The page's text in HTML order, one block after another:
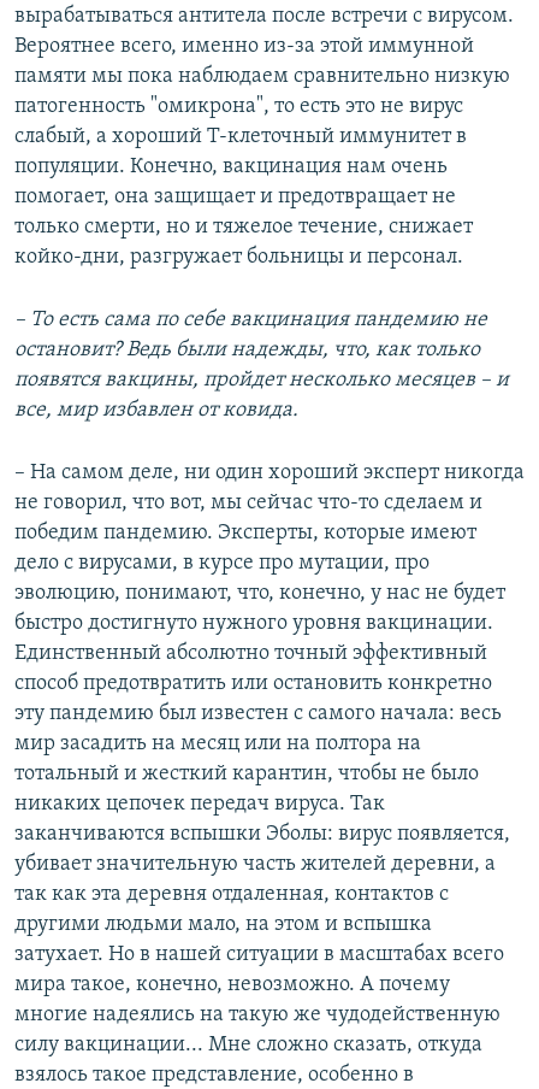
вырабатываться антитела после встречи с вирусом.
Вероятнее всего, именно из-за этой иммунной
памяти мы пока наблюдаем сравнительно низкую
патогенность "омикрона", то есть это не вирус
слабый, а хороший Т-клеточный иммунитет в
популяции. Конечно, вакцинация нам очень
помогает, она защищает и предотвращает не
только смерти, но и тяжелое течение, снижает
койко-дни, разгружает больницы и персонал.
– То есть сама по себе вакцинация пандемию не
остановит? Ведь были надежды, что, как только
появятся вакцины, пройдет несколько месяцев – и
все, мир избавлен от ковида.
– На самом деле, ни один хороший эксперт никогда
не говорил, что вот, мы сейчас что-то сделаем и
победим пандемию. Эксперты, которые имеют
дело с вирусами, в курсе про мутации, про
эволюцию, понимают, что, конечно, у нас не будет
быстро достигнуто нужного уровня вакцинации.
Единственный абсолютно точный эффективный
способ предотвратить или остановить конкретно
эту пандемию был известен с самого начала: весь
мир засадить на месяц или на полтора на
тотальный и жесткий карантин, чтобы не было
никаких цепочек передач вируса. Так
заканчиваются вспышки Эболы: вирус появляется,
убивает значительную часть жителей деревни, а
так как эта деревня отдаленная, контактов с
другими людьми мало, на этом и вспышка
затухает. Но в нашей ситуации в масштабах всего
мира такое, конечно, невозможно. А почему
многие надеялись на такую же чудодейственную
силу вакцинации... Мне сложно сказать, откуда
взялось такое представление, особенно в